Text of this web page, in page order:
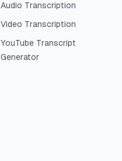
Audio Transcription
Video Transcription
YouTube Transcript
Generator